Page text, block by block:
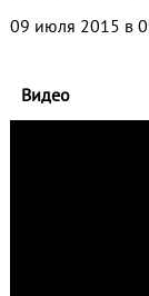
09 июля 2015 в
Видео